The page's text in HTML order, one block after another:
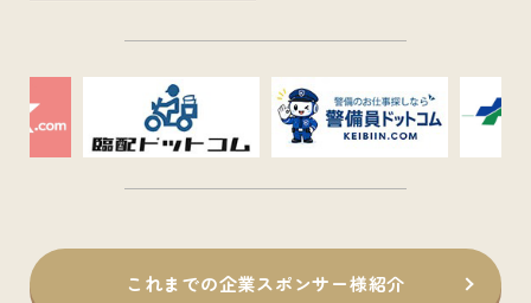
これまでの企業スポンサー様紹介